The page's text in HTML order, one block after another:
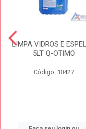
LIMPA VIDROS E
5LT Q-OTIMO
Código: 10427